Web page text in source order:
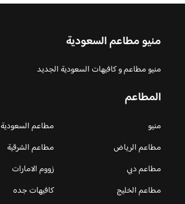
منيو مطاعم السعودية
منيو مطاعم و كافيهات السعودية الجديد
المطاعم
منيو
مطاعم السعودية
مطاعم الرياض
مطاعم الشرقية
مطاعم دبي
زووم الامارات
مطاعم الخليج
كافيهات جده